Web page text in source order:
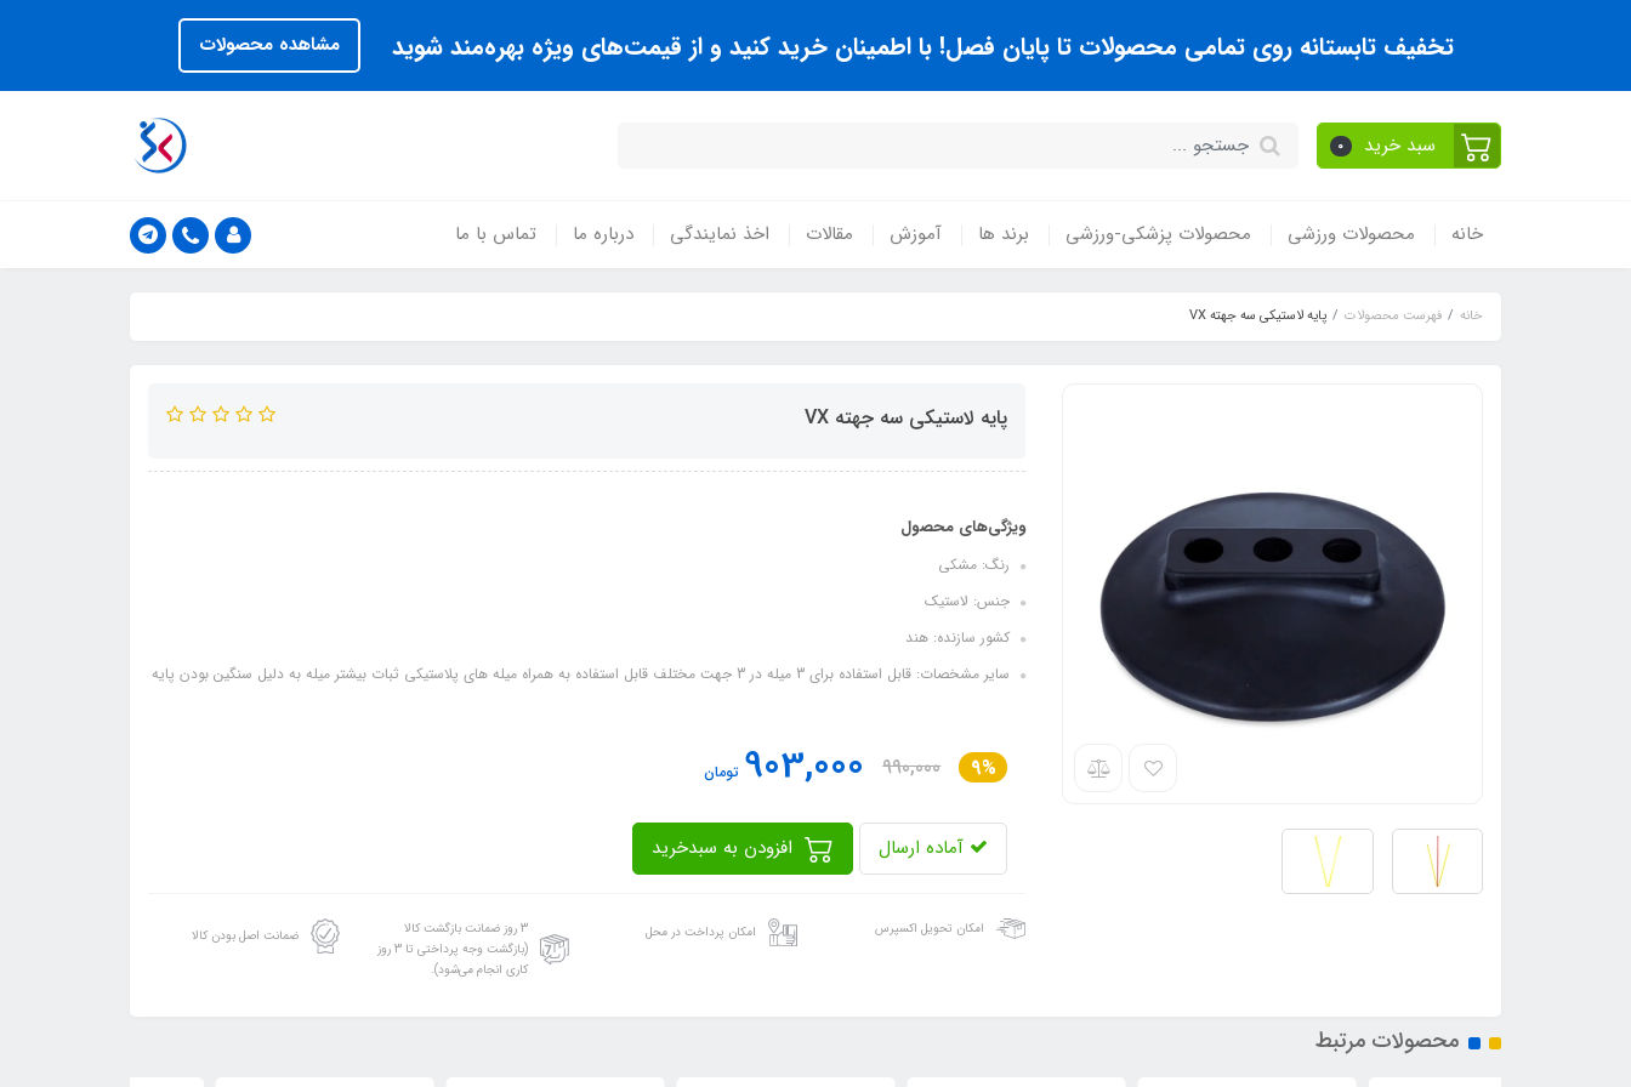
تخفیف تابستانه روی تمامی محصولات تا پایان فصل! با اطمینان خرید کنید و از قیمت‌های ویژه بهره‌مند شوید مشاهده محصولات
سبد خرید 0
خانه محصولات ورزشی محصولات پزشکی-ورزشی برند ها آموزش مقالات اخذ نمایندگی درباره ما تماس با ما
خانه فهرست محصولات پايه لاستيکي سه جهته VX
پايه لاستيکي سه جهته VX
ویژگی‌های محصول
رنگ: مشکی
جنس: لاستیک
کشور سازنده: هند
سایر مشخصات: قابل استفاده برای 3 میله در 3 جهت مختلف قابل استفاده به همراه میله های پلاستیکی ثبات بیشتر میله به دلیل سنگین بودن پایه
9%
990,000
903,000 تومان
آماده ارسال
امکان تحویل اکسپرس امکان پرداخت در محل
3 روز ضمانت بازگشت کالا
(بازگشت وجه پرداختی تا 3 روز
کاری انجام می‌شود).
ضمانت اصل بودن کالا
محصولات مرتبط